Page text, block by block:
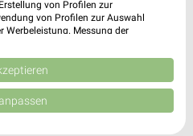
laden
App für iOS
Store erhältlich
von Profilen zur
von Profilen zur Auswahl
Werbeleistung. Messung der
Quellen. Entwicklung und
reduzierter Daten zur Auswahl
Union weitergegeben und in die